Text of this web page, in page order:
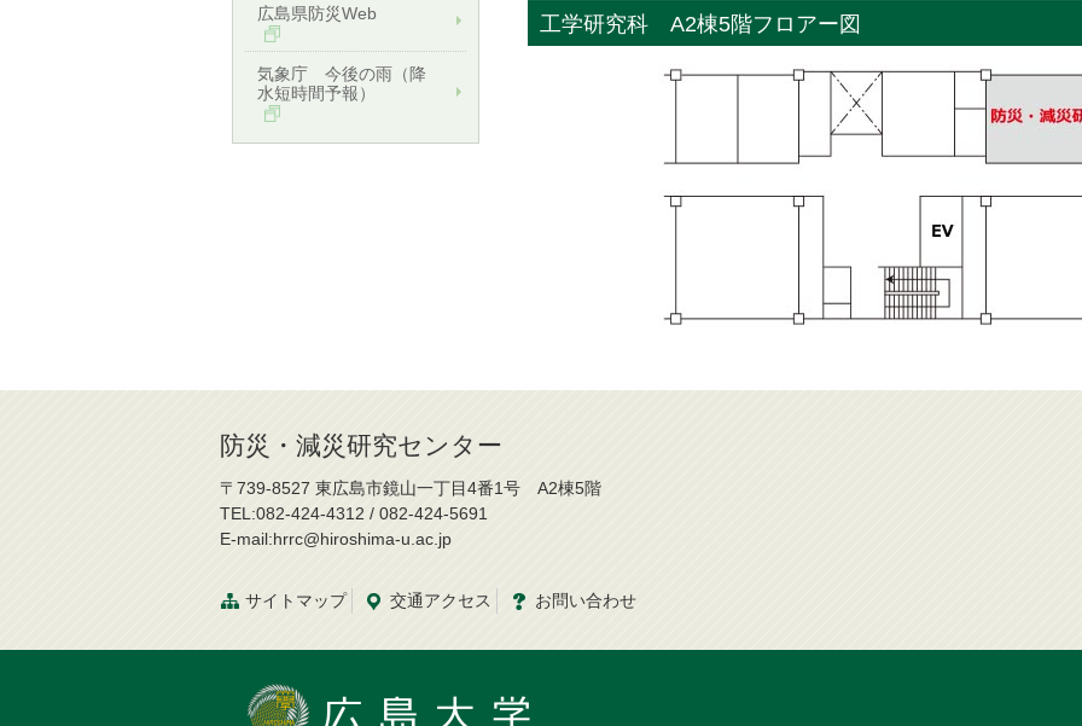
工学研究科 A2棟5階フロアー図
広島県防災Web
気象庁 今後の雨（降
水短時間予報）
防災・減災研究センター
〒739-8527 東広島市鏡山一丁目4番1号 A2棟5階
TEL:082-424-4312 / 082-424-5691
E-mail:hrrc@hiroshima-u.ac.jp
サイトマップ 交通アクセス お問い合わせ